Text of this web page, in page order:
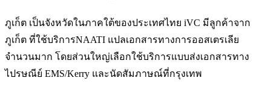
ภูเก็ต เป็นจังหวัดในภาคใต้ของประเทศไทย iVC มีลูกค้าจาก
ภูเก็ต ที่ใช้บริการNAATI แปลเอกสารทางการออสเตรเลีย
จำนวนมาก โดยส่วนใหญ่เลือกใช้บริการแบบส่งเอกสารทาง
ไปรษณีย์ EMS/Kerry และนัดสัมภาษณ์ที่กรุงเทพ